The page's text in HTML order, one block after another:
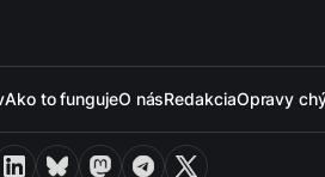
Ako to fungujeO násRedakciaOpravy